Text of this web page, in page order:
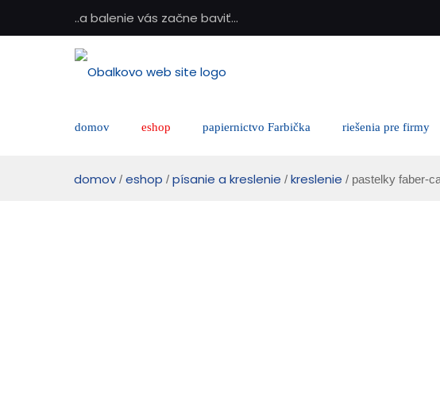
..a balenie vás začne baviť...
domov eshop papiernictvo Farbička riešenia pre firmy
domov / eshop / písanie a kreslenie / kreslenie / pastelky faber-